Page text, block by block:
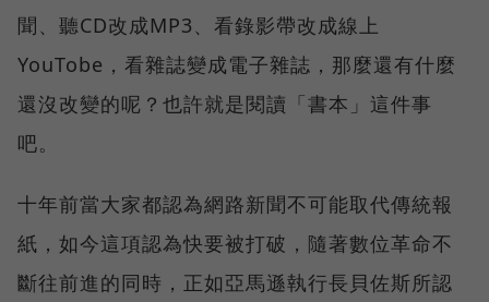
聞、聽CD改成MP3、看錄影帶改成線上
YouTobe，看雜誌變成電子雜誌，那麼還有什麼
還沒改變的呢？也許就是閱讀「書本」這件事
吧。
十年前當大家都認為網路新聞不可能取代傳統報
紙，如今這項認為快要被打破，隨著數位革命不
斷往前進的同時，正如亞馬遜執行長貝佐斯所認